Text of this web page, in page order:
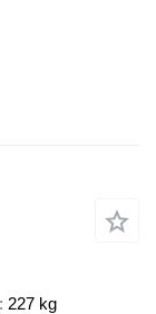
227 kg